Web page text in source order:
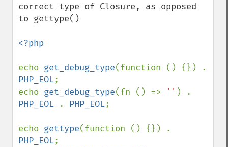
correct type of Closure, as opposed
to gettype()
<?php
echo get_debug_type
PHP_EOL;
echo get_debug_type(fn () => ''
PHP_EOL
. PHP_EOL;
echo gettype
PHP_EOL;